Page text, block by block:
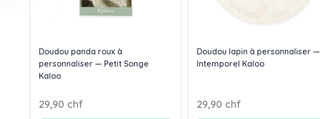
Doudou panda roux à
personnaliser — Petit Songe
Kaloo
29,90 chf
Doudou lapin à personnaliser —
Intemporel Kaloo
29,90 chf